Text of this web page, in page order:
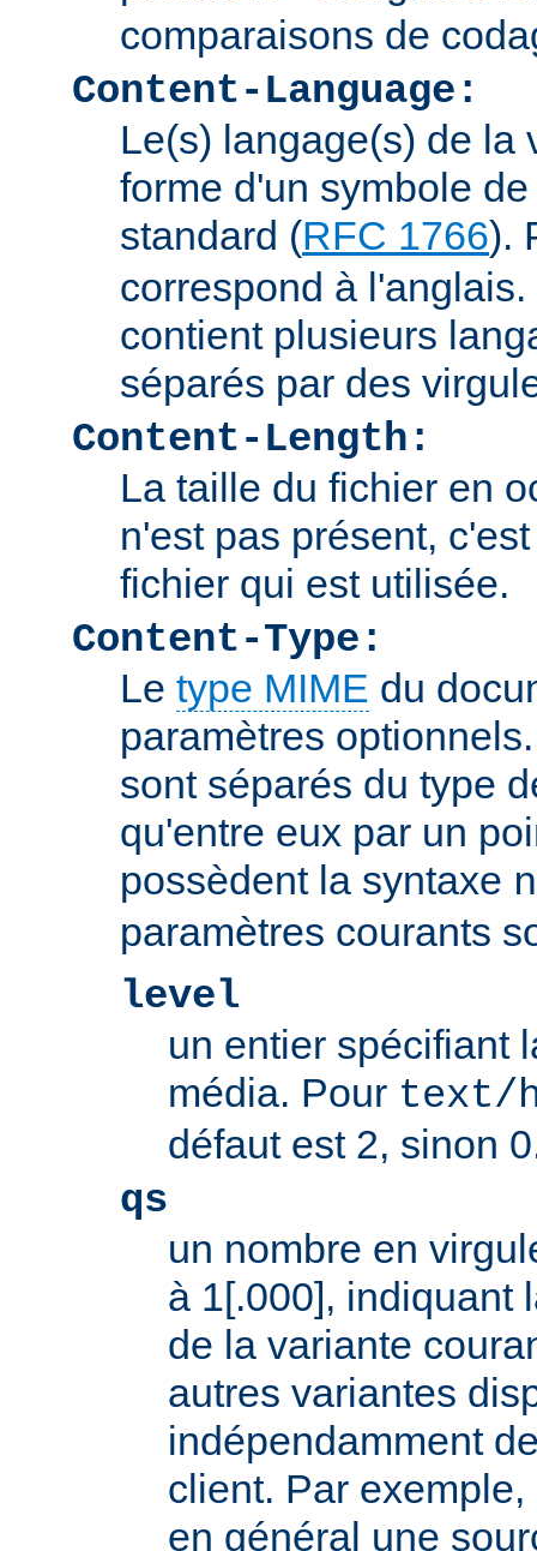
comparaisons de
Content-Language:
Le(s) langage(s) de la
forme d'un symbole
standard (RFC 1766).
correspond à
contient plusieurs
séparés par des
Content-Length:
La taille du fichier en
n'est pas présent,
fichier qui est utilisée.
Content-Type:
Le type MIME du
paramètres
sont séparés du type
qu'entre eux par un
possèdent la syntaxe
paramètres courants
level
un entier spécifiant
média. Pour text/
défaut est 2, sinon
qs
un nombre en
à 1[.000], indiquant
de la variante
autres variantes
indépendamment
client. Par
en général une